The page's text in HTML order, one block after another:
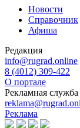
Новости
Справочник
Афиша
Редакция
info@rugrad.online
8 (4012) 309-422
О портале
Рекламная служба
Реклама